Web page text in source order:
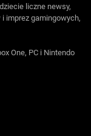
liczne newsy,
imprez gamingowych,
One, PC i Nintendo